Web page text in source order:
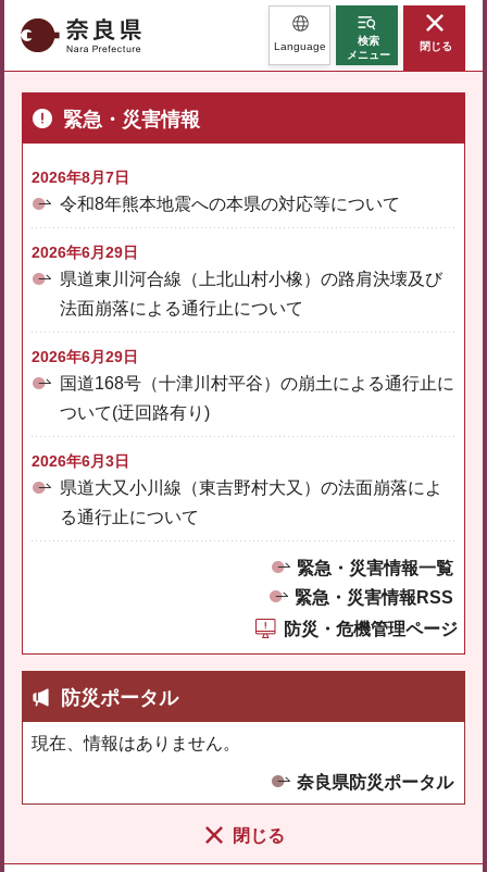
奈良県 Language
検索
メニュー
閉じる
緊急・災害情報
2026年8月7日
令和8年熊本地震への本県の対応等について
2026年6月29日
県道東川河合線（上北山村小橡）の路肩決壊及び
法面崩落による通行止について
2026年6月29日
国道168号（十津川村平谷）の崩土による通行止に
ついて(迂回路有り)
2026年6月3日
県道大又小川線（東吉野村大又）の法面崩落によ
る通行止について
緊急・災害情報一覧
緊急・災害情報RSS
防災・危機管理ページ
防災ポータル
現在、情報はありません。
奈良県防災ポータル
閉じる